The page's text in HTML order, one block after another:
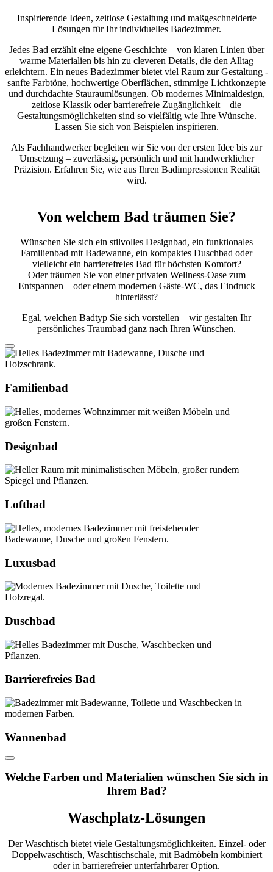
Inspirierende Ideen, zeitlose Gestaltung und maßgeschneiderte
Lösungen für Ihr individuelles Badezimmer.
Jedes Bad erzählt eine eigene Geschichte – von klaren Linien über
warme Materialien bis hin zu cleveren Details, die den Alltag
erleichtern. Ein neues Badezimmer bietet viel Raum zur Gestaltung -
sanfte Farbtöne, hochwertige Oberflächen, stimmige Lichtkonzepte
und durchdachte Stauraumlösungen. Ob modernes Minimaldesign,
zeitlose Klassik oder barrierefreie Zugänglichkeit – die
Gestaltungsmöglichkeiten sind so vielfältig wie Ihre Wünsche.
Lassen Sie sich von Beispielen inspirieren.
Als Fachhandwerker begleiten wir Sie von der ersten Idee bis zur
Umsetzung – zuverlässig, persönlich und mit handwerklicher
Präzision. Erfahren Sie, wie aus Ihren Badimpressionen Realität
wird.
Von welchem Bad träumen Sie?
Wünschen Sie sich ein stilvolles Designbad, ein funktionales
Familienbad mit Badewanne, ein kompaktes Duschbad oder
vielleicht ein barrierefreies Bad für höchsten Komfort?
Oder träumen Sie von einer privaten Wellness-Oase zum
Entspannen – oder einem modernen Gäste-WC, das Eindruck
hinterlässt?
Egal, welchen Badtyp Sie sich vorstellen – wir gestalten Ihr
persönliches Traumbad ganz nach Ihren Wünschen.
Familienbad
Designbad
Loftbad
Luxusbad
Duschbad
Barrierefreies Bad
Wannenbad
Welche Farben und Materialien wünschen Sie sich in
Ihrem Bad?
Waschplatz-Lösungen
Der Waschtisch bietet viele Gestaltungsmöglichkeiten. Einzel- oder
Doppelwaschtisch, Waschtischschale, mit Badmöbeln kombiniert
oder in barrierefreier unterfahrbarer Option.